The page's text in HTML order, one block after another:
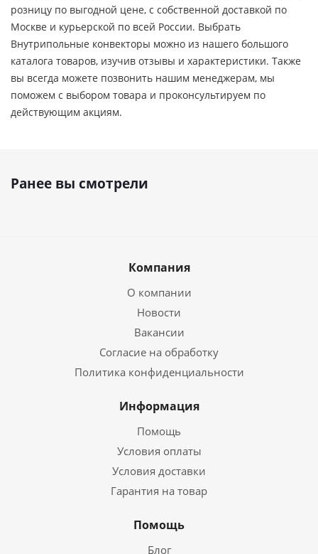
розницу по выгодной цене, c собственной доставкой по
Москве и курьерской по всей России. Выбрать
Внутрипольные конвекторы можно из нашего большого
каталога товаров, изучив отзывы и характеристики. Также
вы всегда можете позвонить нашим менеджерам, мы
поможем с выбором товара и проконсультируем по
действующим акциям.
Ранее вы смотрели
Компания
О компании
Новости
Вакансии
Согласие на обработку
Политика конфиденциальности
Информация
Помощь
Условия оплаты
Условия доставки
Гарантия на товар
Помощь
Блог